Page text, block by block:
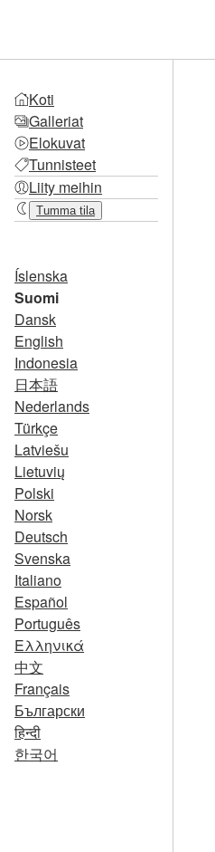
Koti
Galleriat
Elokuvat
Tunnisteet
Liity meihin
Tumma tila
Íslenska
Suomi
Dansk
English
Indonesia
日本語
Nederlands
Türkçe
Latviešu
Lietuvių
Polski
Norsk
Deutsch
Svenska
Italiano
Español
Português
Ελληνικά
中文
Français
Български
हिन्दी
한국어